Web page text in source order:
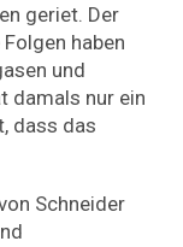
geriet. Der
haben
und
damals nur ein
dass das
Schneider